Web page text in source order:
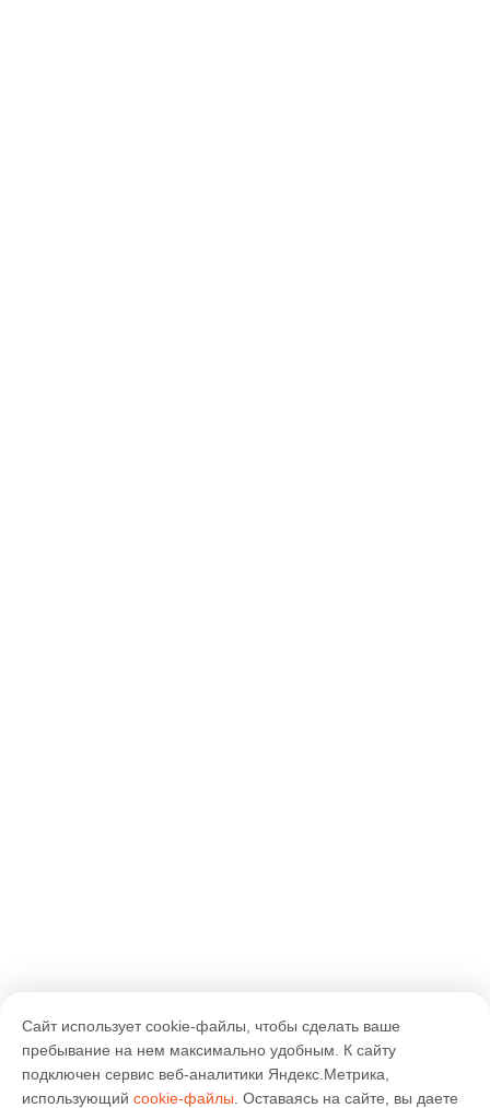
Сайт использует cookie-файлы, чтобы сделать ваше
пребывание на нем максимально удобным. К cайту
подключен сервис веб-аналитики Яндекс.Метрика,
использующий cookie-файлы . Оставаясь на сайте, вы даете